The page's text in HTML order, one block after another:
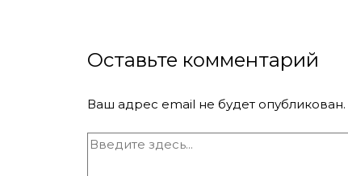
Оставьте комментарий
Ваш адрес email не будет опубликован.
Введите